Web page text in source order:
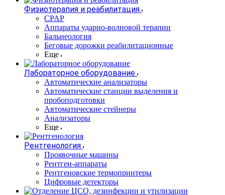
Физиотерапия и реабилитация
CPAP
Аппараты ударно-волновой терапии
Бальнеология
Беговые дорожки реабилитационные
Еще
Лабораторное оборудование
Автоматические анализаторы
Автоматические станции выделения и
пробоподготовки
Автоматические стейнеры
Анализаторы
Еще
Рентгенология
Проявочные машины
Рентген-аппараты
Рентгеновские термопринтеры
Цифровые детекторы